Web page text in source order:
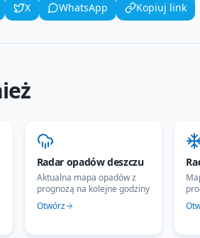
X WhatsApp Kopiuj link
Radar opadów deszczu
Aktualna mapa opadów z
prognozą na kolejne godziny
Otwórz